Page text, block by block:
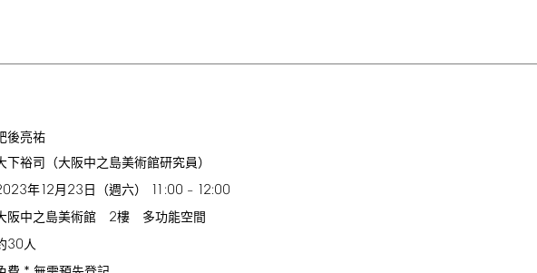
後亮祐
下裕司（大阪中之島美術館研究員）
年12月 23 日（週六） 11:00 – 12:00
阪中之島美術館 2樓 多功能空間
30人